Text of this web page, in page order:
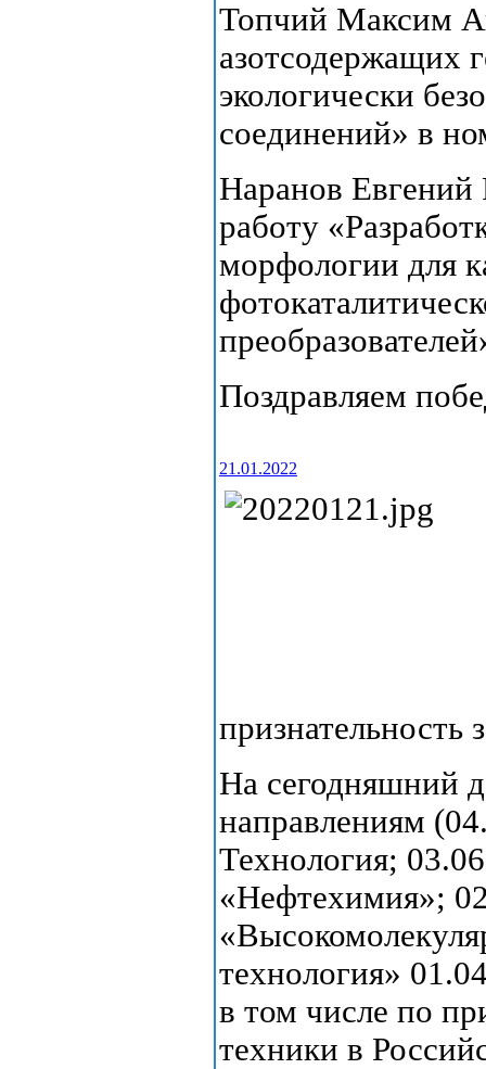
Топчий Максим
азотсодержащих
экологически
соединений» в
Наранов Евгений
работу
морфологии для
Поздравляем
21.01.2022
признательность
На сегодняшний
направлениям
Технология;
«Нефтехимия»;
технология»
в том числе по
техники в